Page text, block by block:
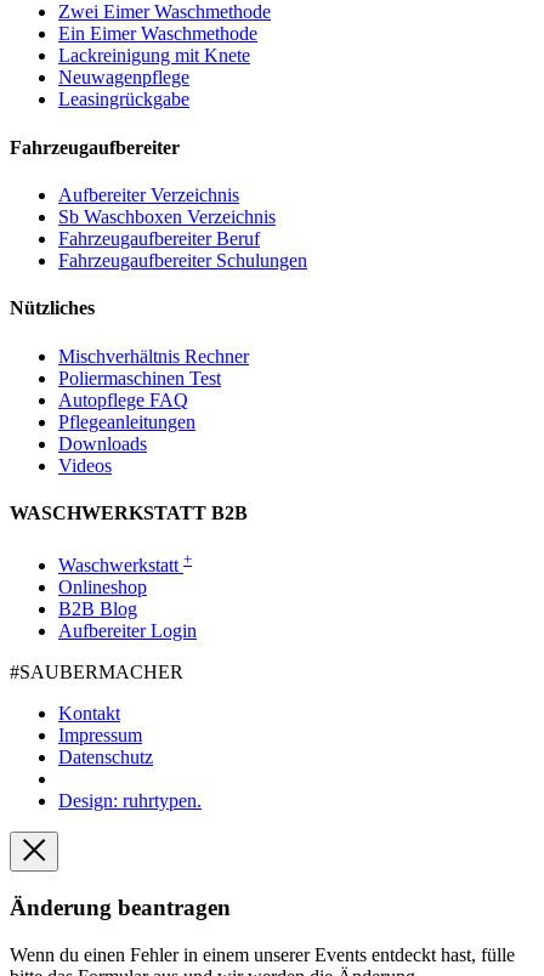
Zwei Eimer Waschmethode
Ein Eimer Waschmethode
Lackreinigung mit Knete
Neuwagenpflege
Leasingrückgabe
Fahrzeugaufbereiter
Aufbereiter Verzeichnis
Sb Waschboxen Verzeichnis
Fahrzeugaufbereiter Beruf
Fahrzeugaufbereiter Schulungen
Nützliches
Mischverhältnis Rechner
Poliermaschinen Test
Autopflege FAQ
Pflegeanleitungen
Downloads
Videos
WASCHWERKSTATT B2B
Waschwerkstatt +
Onlineshop
B2B Blog
Aufbereiter Login
#SAUBER­MACHER
Kontakt
Impressum
Datenschutz
Design: ruhrtypen.
Änderung beantragen
Wenn du einen Fehler in einem unserer Events entdeckt hast, fülle